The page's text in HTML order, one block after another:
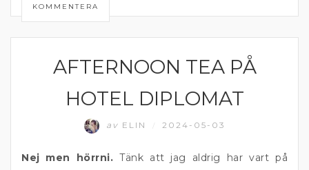
KOMMENTERA
ÖSTERMALM
AFTERNOON TEA PÅ
HOTEL DIPLOMAT
av ELIN 2024-05-03
Nej men hörrni. Tänk att jag aldrig har vart på